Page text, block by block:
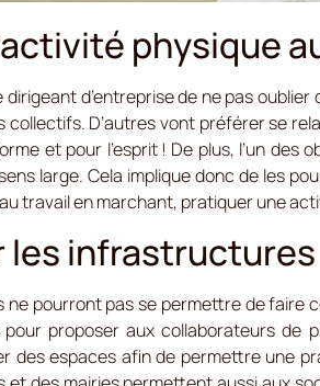
physique
d’entreprise de ne pas
collectifs. D’autres vont préférer se
et pour l’esprit ! De plus, l’un
large. Cela implique donc de les
travail en marchant, pratiquer une
les infrastructures
pourront pas se permettre de faire
proposer aux collaborateurs de
des espaces afin de permettre une